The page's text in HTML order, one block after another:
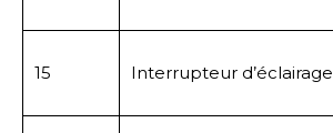
15 Interrupteur d’éclairage